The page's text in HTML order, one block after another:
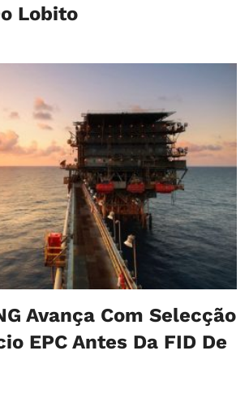
Lobito
Avança Com Selecção
EPC Antes Da FID De